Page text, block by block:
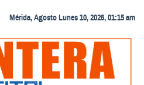
Mérida, Agosto Lunes 10, 2026, 01:15 am